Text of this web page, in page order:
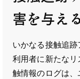
害を与え
いかなる接触追
利用者に新たな
触情報のログは